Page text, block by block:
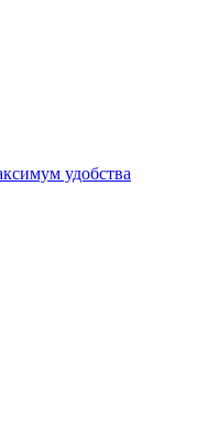
удобства